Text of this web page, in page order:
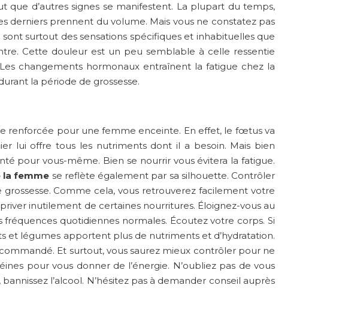
d’autres signes se manifestent. La plupart du temps,
derniers prennent du volume. Mais vous ne constatez pas
surtout des sensations spécifiques et inhabituelles que
Cette douleur est un peu semblable à celle ressentie
changements hormonaux entraînent la fatigue chez la
la période de grossesse.
renforcée pour une femme enceinte. En effet, le fœtus va
lui offre tous les nutriments dont il a besoin. Mais bien
pour vous-même. Bien se nourrir vous évitera la fatigue.
la femme se reflète également par sa silhouette. Contrôler
Comme cela, vous retrouverez facilement votre
inutilement de certaines nourritures. Éloignez-vous au
quotidiennes normales. Écoutez votre corps. Si
et légumes apportent plus de nutriments et d’hydratation.
Et surtout, vous saurez mieux contrôler pour ne
pour vous donner de l’énergie. N’oubliez pas de vous
l’alcool. N’hésitez pas à demander conseil auprès